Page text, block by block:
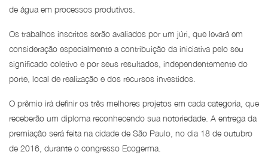
de água em processos produtivos.
Os trabalhos inscritos serão avaliados por um júri, que levará em
consideração especialmente a contribuição da iniciativa pelo seu
significado coletivo e por seus resultados, independentemente do
porte, local de realização e dos recursos investidos.
O prêmio irá definir os três melhores projetos em cada categoria, que
receberão um diploma reconhecendo sua notoriedade. A entrega da
premiação será feita na cidade de São Paulo, no dia 18 de outubro
de 2016, durante o congresso Ecogerma.